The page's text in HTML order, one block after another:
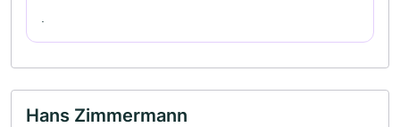
Hans Zimmermann